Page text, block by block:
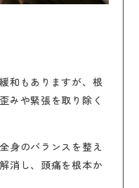
和もありますが、根
みや緊張を取り除く
身のバランスを整え
消し、頭痛を根本か